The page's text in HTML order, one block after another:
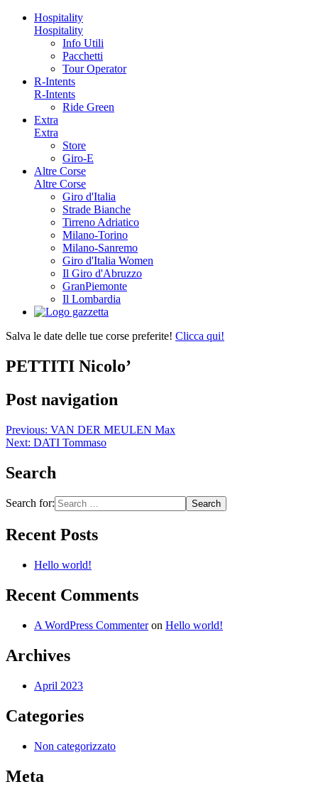
Hospitality
Hospitality
Info Utili
Pacchetti
Tour Operator
R-Intents
R-Intents
Ride Green
Extra
Extra
Store
Giro-E
Altre Corse
Altre Corse
Giro d'Italia
Strade Bianche
Tirreno Adriatico
Milano-Torino
Milano-Sanremo
Giro d'Italia Women
Il Giro d'Abruzzo
GranPiemonte
Il Lombardia
Salva le date delle tue corse preferite! Clicca qui!
PETTITI Nicolo’
Post navigation
Previous: VAN DER MEULEN Max
Next: DATI Tommaso
Search
Search for:
Recent Posts
Hello world!
Recent Comments
A WordPress Commenteron Hello world!
Archives
April 2023
Categories
Non categorizzato
Meta